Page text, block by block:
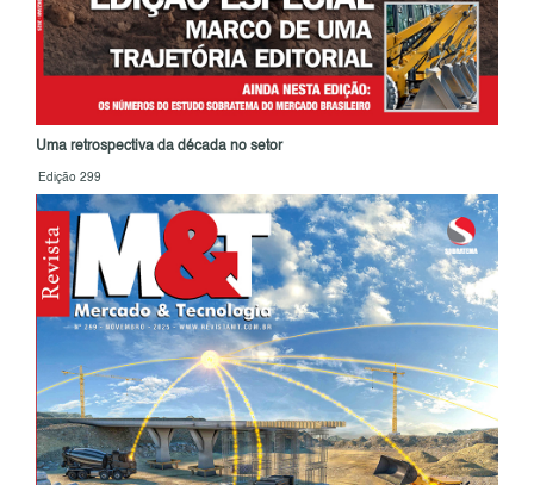
Uma retrospectiva da década no setor
Edição 299